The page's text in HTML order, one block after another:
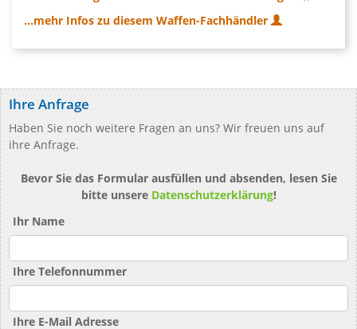
...mehr Infos zu diesem Waffen-Fachhändler
Ihre Anfrage
Haben Sie noch weitere Fragen an uns? Wir freuen uns auf
ihre Anfrage.
Bevor Sie das Formular ausfüllen und absenden, lesen Sie
bitte unsere Datenschutzerklärung!
Ihr Name
Ihre Telefonnummer
Ihre E-Mail Adresse